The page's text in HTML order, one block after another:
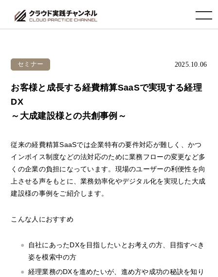
toggle navigation
セミナー 2025.10.06
お客様と成長する経費精算SaaSで実現する経理
DX
～大成建設様との共創事例～
従来の経費精算SaaSでは企業特有の要件対応が難しく、かつ
インボイス制度などの法対応のために業務フローの変更など多
くの企業の負担になっています。現場のユーザーの利便性を向
上させる声をもとに、業務効率化やデジタル化を実現した大成
建設様の事例をご紹介します。
こんな人におすすめ
自社にあったDXを目指したいとお考えの方、目指すべき
姿を模索中の方
経理業務のDXを進めたいが、進め方や成功の秘訣を知り